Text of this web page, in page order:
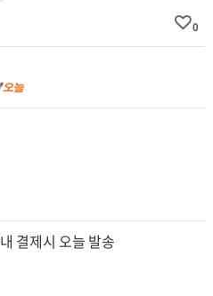
0
내 결제시 오늘 발송